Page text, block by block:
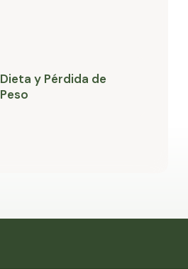
Dieta y Pérdida de
Peso